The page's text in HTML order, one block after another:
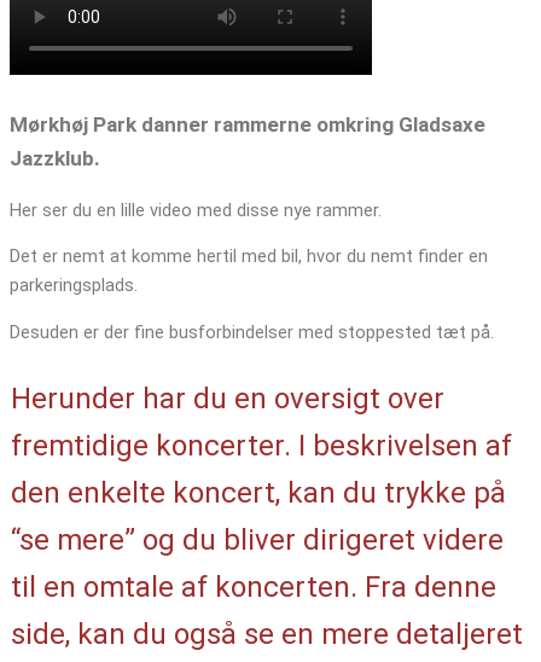
Mørkhøj Park danner rammerne omkring Gladsaxe
Jazzklub.
Her ser du en lille video med disse nye rammer.
Det er nemt at komme hertil med bil, hvor du nemt finder en
parkeringsplads.
Desuden er der fine busforbindelser med stoppested tæt på.
Herunder har du en oversigt over
fremtidige koncerter. I beskrivelsen af
den enkelte koncert, kan du trykke på
“se mere” og du bliver dirigeret videre
til en omtale af koncerten. Fra denne
side, kan du også se en mere detaljeret